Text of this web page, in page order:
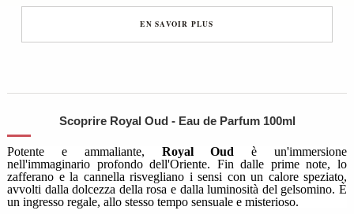
EN SAVOIR PLUS
Scoprire Royal Oud - Eau de Parfum 100ml
Potente e ammaliante, Royal Oud è un'immersione
nell'immaginario profondo dell'Oriente. Fin dalle prime note, lo
zafferano e la cannella risvegliano i sensi con un calore speziato,
avvolti dalla dolcezza della rosa e dalla luminosità del gelsomino. È
un ingresso regale, allo stesso tempo sensuale e misterioso.